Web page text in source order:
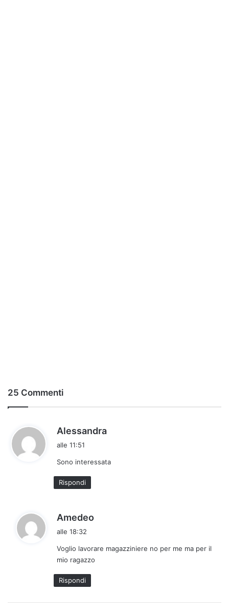
25 Commenti
Alessandra
e
alle 11:51
Sono interessata
Rispondi
Amedeo
e
t
alle 18:32
Voglio lavorare magazziniere no per me ma per il
mio ragazzo
Rispondi